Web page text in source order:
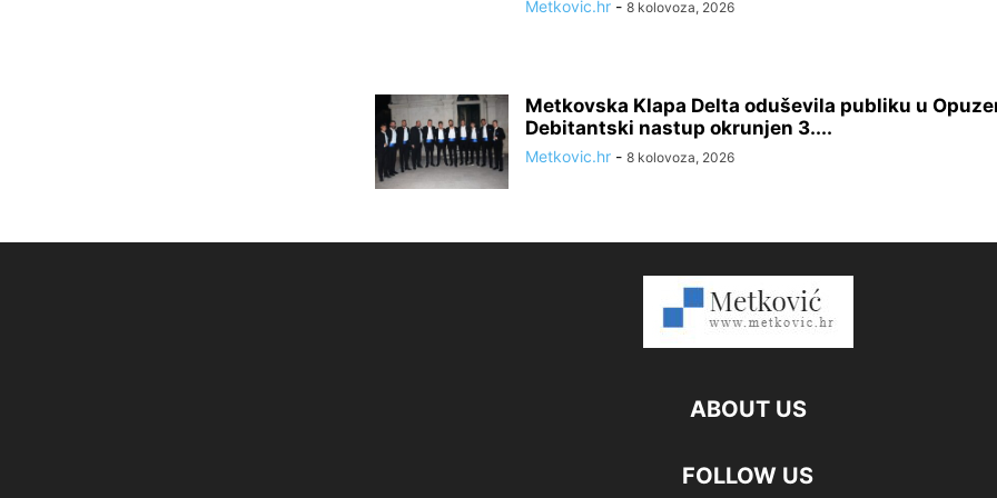
Metkovic.hr - 8 kolovoza, 2026
Metkovska Klapa Delta oduševila publiku u
Debitantski nastup okrunjen 3....
Metkovic.hr - 8 kolovoza, 2026
ABOUT US
FOLLOW US